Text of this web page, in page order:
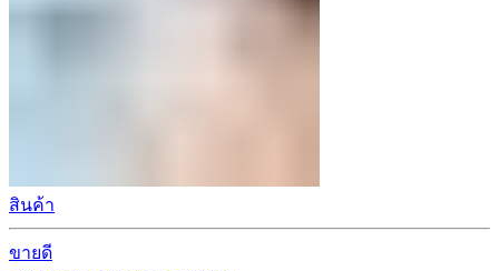
สินค้า
ขายดี